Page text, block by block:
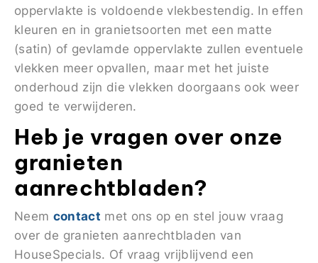
oppervlakte is voldoende vlekbestendig. In effen
kleuren en in granietsoorten met een matte
(satin) of gevlamde oppervlakte zullen eventuele
vlekken meer opvallen, maar met het juiste
onderhoud zijn die vlekken doorgaans ook weer
goed te verwijderen.
Heb je vragen over onze
granieten
aanrechtbladen?
Neem contact met ons op en stel jouw vraag
over de granieten aanrechtbladen van
HouseSpecials. Of vraag vrijblijvend een